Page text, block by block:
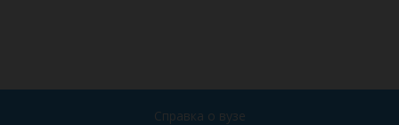
Справка о вузе